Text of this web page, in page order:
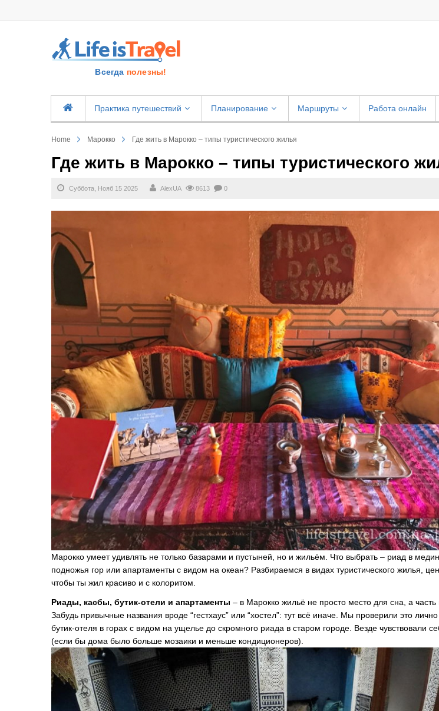
Всегда полезны!
Практика путешествий Планирование Маршруты Работа онлайн
Home Марокко Где жить в Марокко – типы туристического жилья
Где жить в Марокко – типы туристического
Суббота, Нояб 15 2025 AlexUA 8613 0
Марокко умеет удивлять не только базарами и пустыней, но и жильём. Что выбрать – риад в
подножья гор или апартаменты с видом на океан? Разбираемся в видах туристического жилья,
чтобы ты жил красиво и с колоритом.
Риады, касбы, бутик-отели и апартаменты – в Марокко жильё не просто место для сна, а
Забудь привычные названия вроде “гестхаус” или “хостел”: тут всё иначе. Мы проверили это
бутик-отеля в горах с видом на ущелье до скромного риада в старом городе. Везде чувствовали
(если бы дома было больше мозаики и меньше кондиционеров).